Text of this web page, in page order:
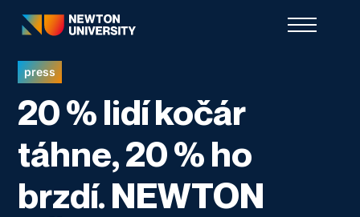
press
20 % lidí kočár
táhne, 20 % ho
brzdí. NEWTON